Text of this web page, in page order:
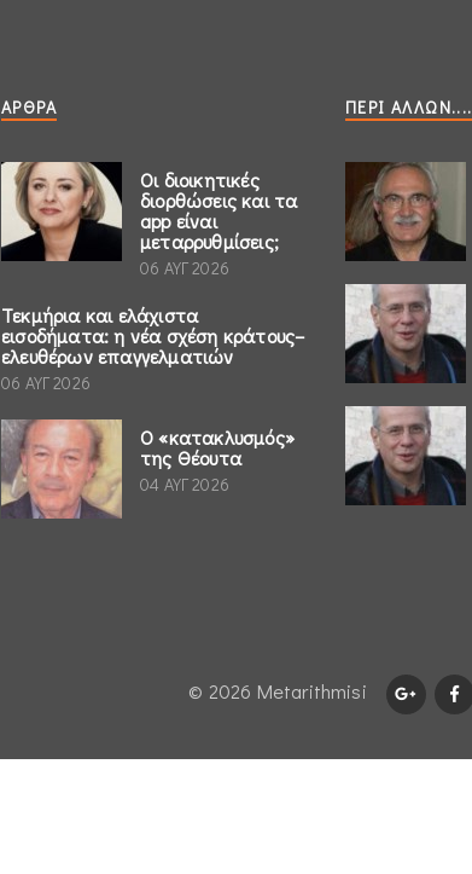
ΆΡΘΡΑ
Οι διοικητικές
διορθώσεις και τα
app είναι
μεταρρυθμίσεις;
06 ΑΥΓ 2026
Τεκμήρια και ελάχιστα
εισοδήματα: η νέα σχέση κράτους–
ελευθέρων επαγγελματιών
06 ΑΥΓ 2026
Ο «κατακλυσμός»
της Θέουτα
04 ΑΥΓ 2026
ΠΕΡΊ ΆΛΛΩΝ....
© 2026 Μetarithmisi